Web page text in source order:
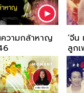
ความกล้าหาญ
‘จี
ลูกเ